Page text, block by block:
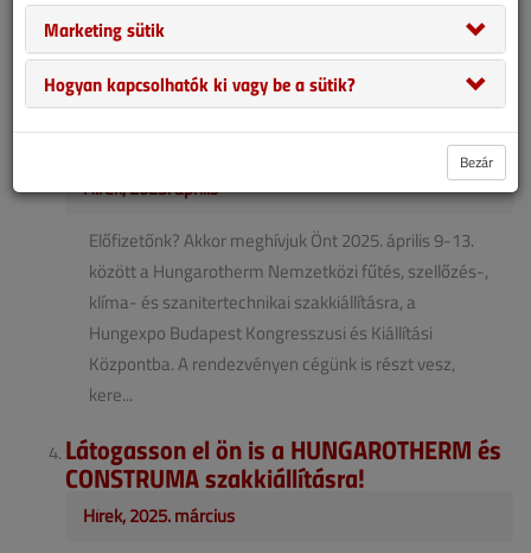
Hungarotherm szakkiállítás ideje alatt. Keressen
minket az A pavilon 103/A kiállítóhelyén április 9. és
13. ...
Idén is legyen a vendégünk a
Hírek, 2025. április
Előfizetőnk? Akkor meghívjuk Önt 2025. április 9-13.
között a Hungarotherm Nemzetközi fűtés, szellőzés-,
klíma- és szanitertechnikai szakkiállításra, a
Hungexpo Budapest Kongresszusi és Kiállítási
Központba. A rendezvényen cégünk is részt vesz,
kere...
Látogasson el ön is a HUNGAROTHERM és
CONSTRUMA szakkiállításra!
Hírek, 2025. március
Marketing sütik
Hogyan kapcsolhatók ki vagy be a sütik?
Bezár